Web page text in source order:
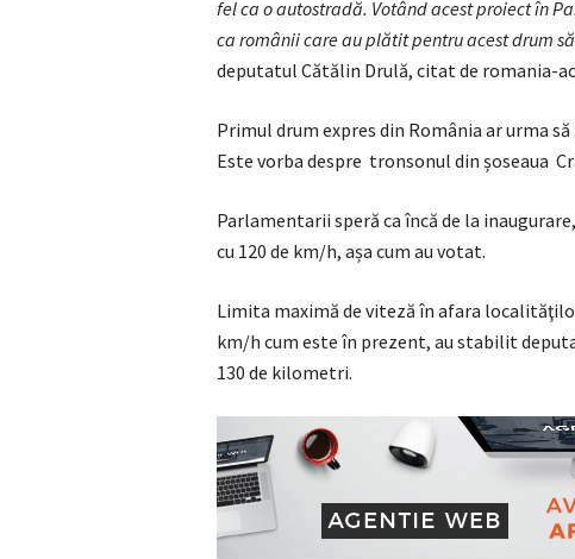
fel ca o autostradă. Votând acest proiect în
ca românii care au plătit pentru acest drum
deputatul Cătălin Drulă, citat de romania-
Primul drum expres din România ar urma
Este vorba despre tronsonul din șoseaua
Parlamentarii speră ca încă de la
cu 120 de km/h, așa cum au votat.
Limita maximă de viteză în afara
km/h cum este în prezent, au stabilit
130 de kilometri.